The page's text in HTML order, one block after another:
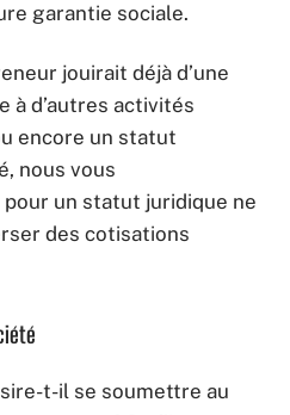
garantie sociale.
jouirait déjà d’une
à d’autres activités
encore un statut
nous vous
pour un statut juridique ne
des cotisations
t-il se soumettre au